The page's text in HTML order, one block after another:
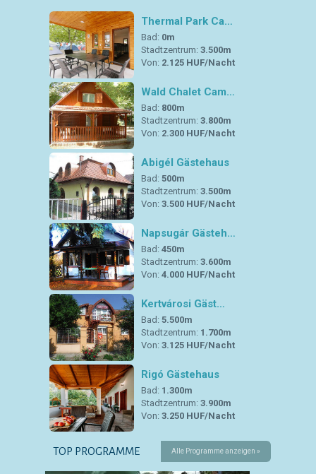
Thermal Park Ca…
Bad: 0m
Stadtzentrum: 3.500m
Von: 2.125 HUF/Nacht
Wald Chalet Cam…
Bad: 800m
Stadtzentrum: 3.800m
Von: 2.300 HUF/Nacht
Abigél Gästehaus
Bad: 500m
Stadtzentrum: 3.500m
Von: 3.500 HUF/Nacht
Napsugár Gästeh…
Bad: 450m
Stadtzentrum: 3.600m
Von: 4.000 HUF/Nacht
Kertvárosi Gäst…
Bad: 5.500m
Stadtzentrum: 1.700m
Von: 3.125 HUF/Nacht
Rigó Gästehaus
Bad: 1.300m
Stadtzentrum: 3.900m
Von: 3.250 HUF/Nacht
TOP PROGRAMME Alle Programme anzeigen »